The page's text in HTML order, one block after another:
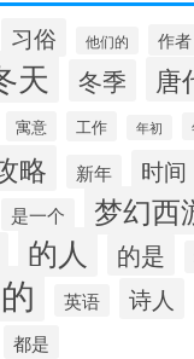
习俗 他们的 作者
天 冬季 唐
寓意 工作 年初
略 新年 时间
是一个 梦幻西
的人 的是
英语 诗人
都是